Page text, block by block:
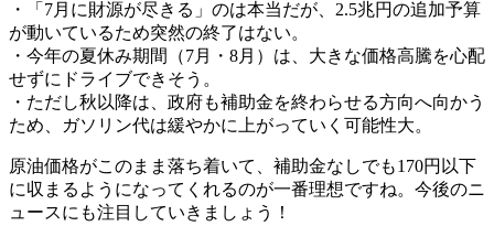
・「7月に財源が尽きる」のは本当だが、2.5兆円の追加予算
が動いているため突然の終了はない。
・今年の夏休み期間（7月・8月）は、大きな価格高騰を心配
せずにドライブできそう。
・ただし秋以降は、政府も補助金を終わらせる方向へ向かう
ため、ガソリン代は緩やかに上がっていく可能性大。
原油価格がこのまま落ち着いて、補助金なしでも170円以下
に収まるようになってくれるのが一番理想ですね。今後のニ
ュースにも注目していきましょう！